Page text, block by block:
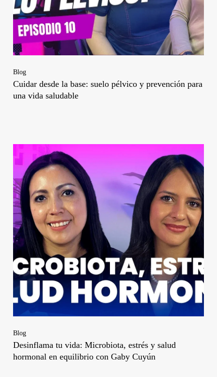
Blog
Cuidar desde la base: suelo pélvico y prevención para
una vida saludable
Blog
Desinflama tu vida: Microbiota, estrés y salud
hormonal en equilibrio con Gaby Cuyún